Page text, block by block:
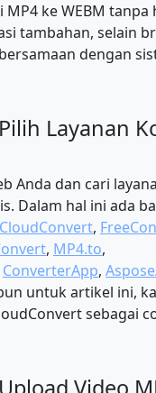
ke WEBM tanpa
tambahan, selain
dengan
Layanan
Anda dan cari
Dalam hal ini ada
CloudConvert,
, MP4.to,
ConverterApp,
untuk artikel ini,
sebagai